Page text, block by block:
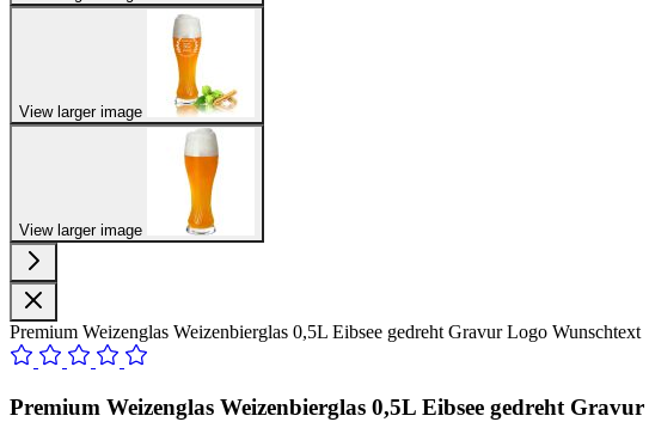
View larger image
View larger image
Premium Weizenglas Weizenbierglas 0,5L Eibsee gedreht Gravur Logo Wunschtext
Premium Weizenglas Weizenbierglas 0,5L Eibsee gedreht